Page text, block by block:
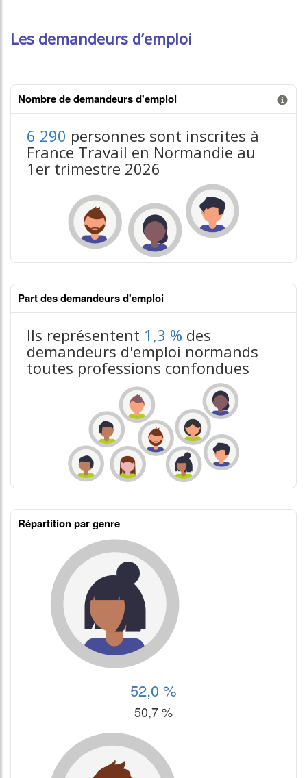
Les demandeurs d’emploi
Nombre de demandeurs d'emploi
6 290 personnes sont inscrites à
France Travail en Normandie au
1er trimestre 2026
Part des demandeurs d'emploi
Ils représentent 1,3 % des
demandeurs d'emploi normands
toutes professions confondues
Répartition par genre
52,0 %
50,7 %